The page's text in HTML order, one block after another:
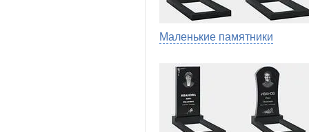
Маленькие памятники